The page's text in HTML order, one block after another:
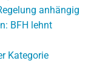
anhängig
BFH lehnt
Kategorie